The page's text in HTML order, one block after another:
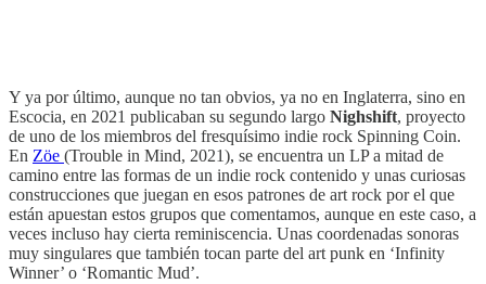
Y ya por último, aunque no tan obvios, ya no en Inglaterra, sino en
Escocia, en 2021 publicaban su segundo largo Nighshift, proyecto
de uno de los miembros del fresquísimo indie rock Spinning Coin.
En Zöe (Trouble in Mind, 2021), se encuentra un LP a mitad de
camino entre las formas de un indie rock contenido y unas curiosas
construcciones que juegan en esos patrones de art rock por el que
están apuestan estos grupos que comentamos, aunque en este caso, a
veces incluso hay cierta reminiscencia. Unas coordenadas sonoras
muy singulares que también tocan parte del art punk en ‘Infinity
Winner’ o ‘Romantic Mud’.